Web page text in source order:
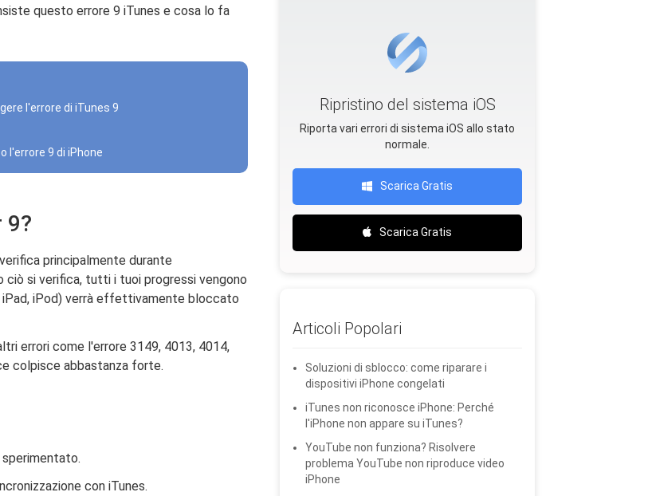
questo errore 9 iTunes e cosa lo fa
l'errore di iTunes 9
l'errore 9 di iPhone
9?
principalmente durante
ciò si verifica, tutti i tuoi progressi vengono
iPod) verrà effettivamente bloccato
errori come l'errore 3149, 4013, 4014,
colpisce abbastanza forte.
con iTunes.
Ripristino del sistema iOS
Riporta vari errori di sistema iOS allo stato
normale.
Scarica Gratis
Scarica Gratis
Articoli Popolari
Soluzioni di sblocco: come riparare i
dispositivi iPhone congelati
iTunes non riconosce iPhone: Perché
l'iPhone non appare su iTunes?
YouTube non funziona? Risolvere
problema YouTube non riproduce video
iPhone